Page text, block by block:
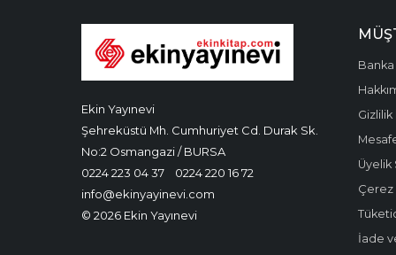
Ekin Yayınevi
Şehreküstü Mh. Cumhuriyet Cd. Durak Sk.
No:2 Osmangazi / BURSA
0224 223 04 37
0224 220 16 72
info@ekinyayinevi.com
© 2026 Ekin Yayınevi
Banka
Gizlilik
Üyelik
Çerez
İade